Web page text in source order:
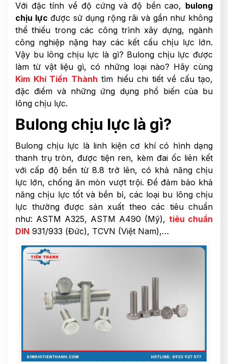
Với đặc tính về độ cứng và độ bền cao, bulong
chịu lực được sử dụng rộng rãi và gần như không
thể thiếu trong các công trình xây dựng, ngành
công nghiệp nặng hay các kết cấu chịu lực lớn.
Vậy bu lông chịu lực là gì? Bulong chịu lực được
làm từ vật liệu gì, có những loại nào? Hãy cùng
Kim Khí Tiến Thành tìm hiểu chi tiết về cấu tạo,
đặc điểm và những ứng dụng phổ biến của bu
lông chịu lực.
Bulong chịu lực là gì?
Bulong chịu lực là linh kiện cơ khí có hình dạng
thanh trụ tròn, được tiện ren, kèm đai ốc liên kết
với cấp độ bền từ 8.8 trở lên, có khả năng chịu
lực lớn, chống ăn mòn vượt trội. Để đảm bảo khả
năng chịu lực tốt và bền bỉ, các loại bu lông chịu
lực thường được sản xuất theo các tiêu chuẩn
như: ASTM A325, ASTM A490 (Mỹ), tiêu chuẩn
DIN 931/933 (Đức), TCVN (Việt Nam),…